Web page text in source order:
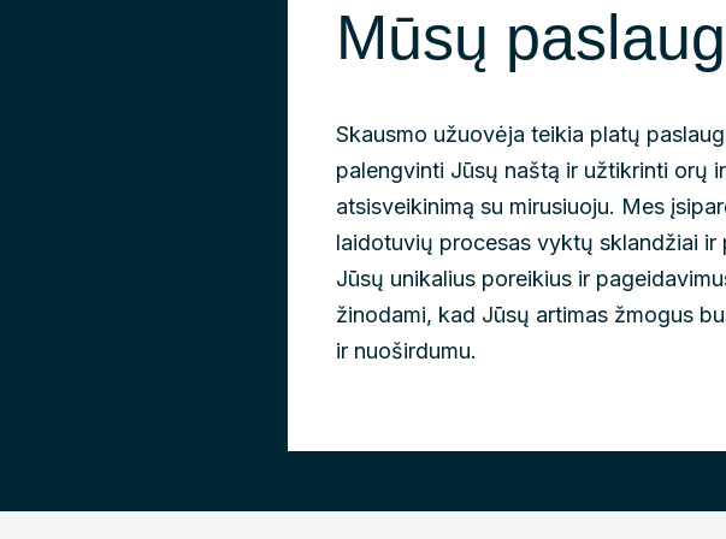
Mūsų
Skausmo užuovėja teikia platų
palengvinti Jūsų naštą ir užtikrinti orų
atsisveikinimą su mirusiuoju. Mes
laidotuvių procesas vyktų sklandžiai ir
Jūsų unikalius poreikius ir
žinodami, kad Jūsų artimas žmogus
ir nuoširdumu.